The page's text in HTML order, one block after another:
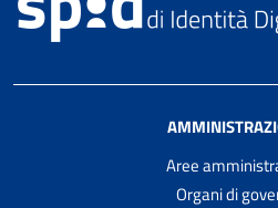
Aree
Organi di